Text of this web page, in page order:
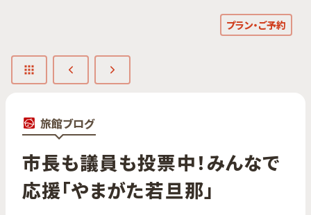
プラン・ご予約
旅館ブログ
市長も​議員も​投票中！​みんなで​
応援​「やまが​た​若旦那」